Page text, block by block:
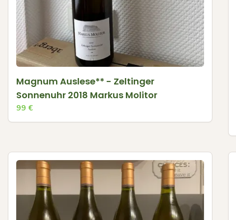
Magnum Auslese** - Zeltinger
Sonnenuhr 2018 Markus Molitor
99 €